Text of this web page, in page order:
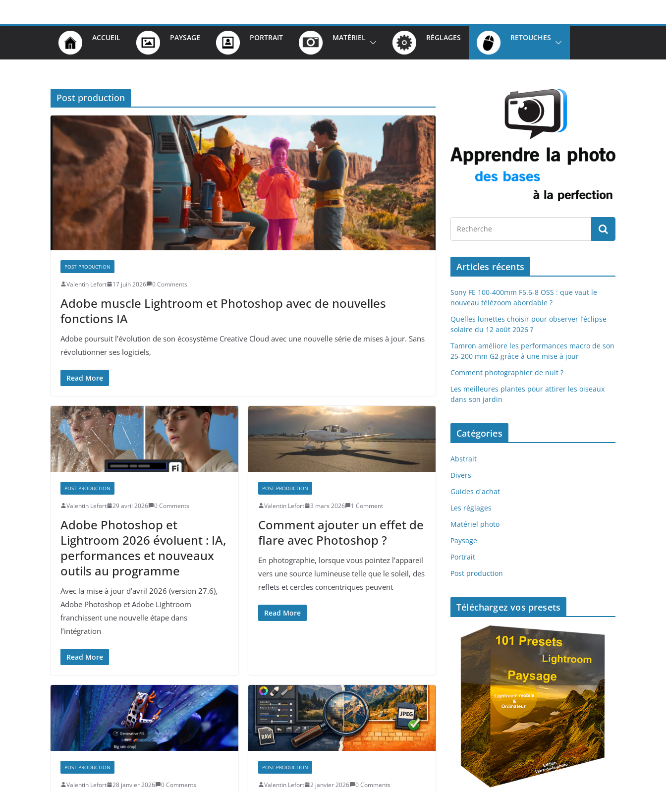
ACCUEIL PAYSAGE PORTRAIT MATÉRIEL RÉGLAGES RETOUCHES
Post production
POST PRODUCTION
Valentin Lefort 17 juin 2026 0 Comments
Adobe muscle Lightroom et Photoshop avec de nouvelles
fonctions IA
Adobe poursuit l’évolution de son écosystème Creative Cloud avec une nouvelle série de mises à jour. Sans
révolutionner ses logiciels,
Read More
POST PRODUCTION
Valentin Lefort 29 avril 2026 0 Comments
Adobe Photoshop et
Lightroom 2026 évoluent : IA,
performances et nouveaux
outils au programme
Avec la mise à jour d’avril 2026 (version 27.6),
Adobe Photoshop et Adobe Lightroom
franchissent une nouvelle étape dans
l’intégration
Read More
POST PRODUCTION
Valentin Lefort 3 mars 2026 1 Comment
Comment ajouter un effet de
flare avec Photoshop ?
En photographie, lorsque vous pointez l’appareil
vers une source lumineuse telle que le soleil, des
reflets et cercles concentriques peuvent
Read More
POST PRODUCTION
Valentin Lefort 28 janvier 2026 0 Comments
POST PRODUCTION
Valentin Lefort 2 janvier 2026 0 Comments
Articles récents
Sony FE 100-400mm F5.6-8 OSS : que vaut le
nouveau télézoom abordable ?
Quelles lunettes choisir pour observer l’éclipse
solaire du 12 août 2026 ?
Tamron améliore les performances macro de son
25-200 mm G2 grâce à une mise à jour
Comment photographier de nuit ?
Les meilleures plantes pour attirer les oiseaux
dans son jardin
Catégories
Abstrait
Divers
Guides d'achat
Les réglages
Matériel photo
Paysage
Portrait
Post production
Téléchargez vos presets